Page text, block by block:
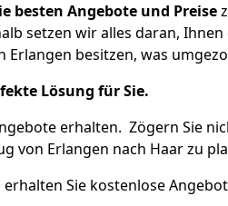
besten Angebote und Preise
setzen wir alles daran,
besitzen, was
Lösung für Sie.
erhalten. Zögern Sie
von Erlangen nach Haar zu
erhalten Sie kostenlose